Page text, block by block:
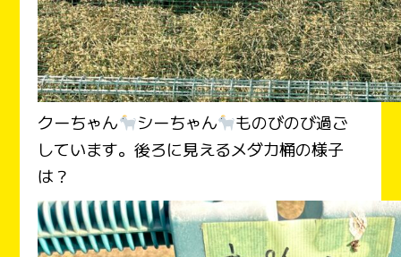
クーちゃん シーちゃん
ものびのび過ご
しています。後ろに見えるメダカ桶の様子
は？